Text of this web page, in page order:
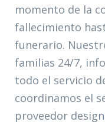
momento de la
fallecimiento
funerario.
familias 24/7,
todo el servicio
coordinamos el
proveedor